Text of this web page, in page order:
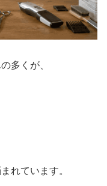
多くが、
れています。